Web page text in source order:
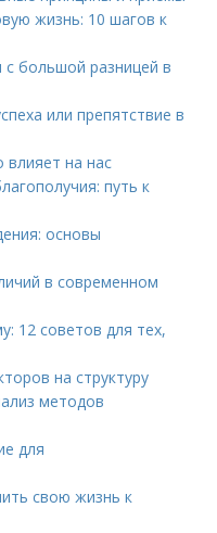
жизнь: 10 шагов к
с большой разницей в
или препятствие в
влияет на нас
путь к
основы
в современном
12 советов для тех,
на структуру
методов
для
свою жизнь к